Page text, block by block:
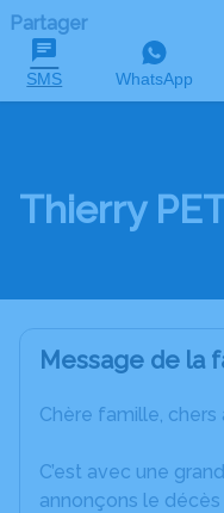
Partager
SMS WhatsApp
Thierry
Message de la
Chère famille, chers
C’est avec une
annonçons le décès